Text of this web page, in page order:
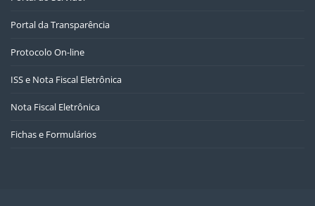
Portal da Transparência
Protocolo On-line
ISS e Nota Fiscal Eletrônica
Nota Fiscal Eletrônica
Fichas e Formulários